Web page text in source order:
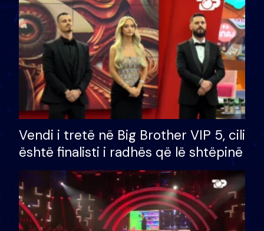
Vendi i tretë në Big Brother VIP 5, cili
është finalisti i radhës që lë shtëpinë